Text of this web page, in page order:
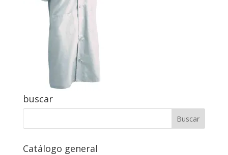
buscar
Catálogo general